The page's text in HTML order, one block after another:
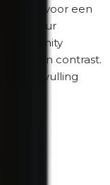
op voor een
kleur
Unity
en contrast.
als navulling